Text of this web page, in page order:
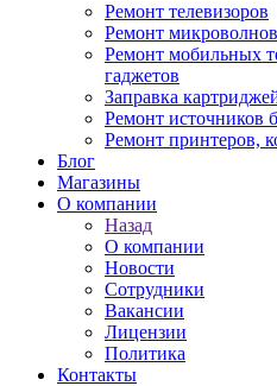
Ремонт телевизоров
Ремонт
Ремонт мобильных
гаджетов
Заправка
Ремонт источников
Ремонт принтеров,
Блог
Магазины
О компании
Назад
О компании
Новости
Сотрудники
Вакансии
Лицензии
Политика
Контакты